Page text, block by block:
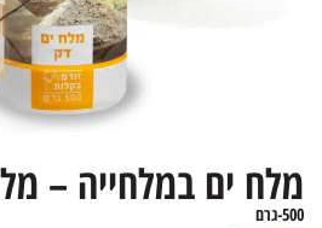
מלח ים במלחייה –
500-גרם